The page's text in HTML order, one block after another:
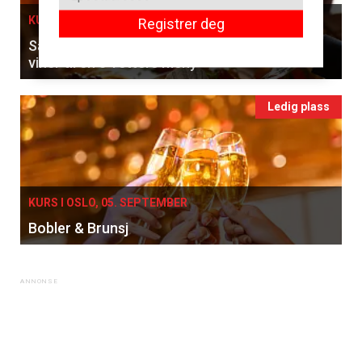
Registrer deg
KURS I OSLO, 27. AUGUST
Sammenlign franske klassikere og ungarske
viner til en 5-retters meny
Ledig plass
KURS I OSLO, 05. SEPTEMBER
Bobler & Brunsj